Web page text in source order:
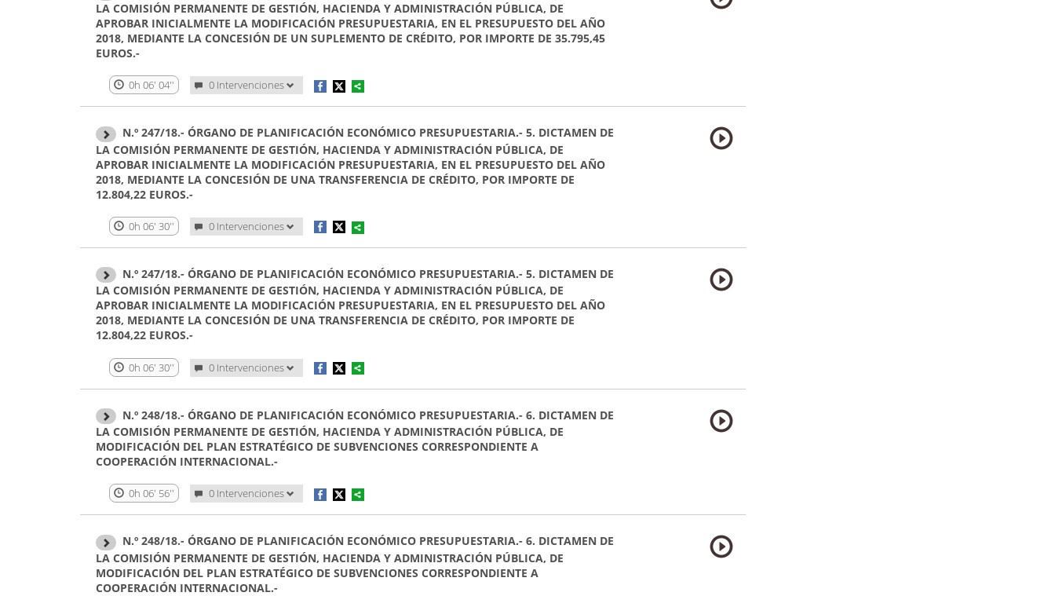
LA COMISIÓN PERMANENTE DE GESTIÓN, HACIENDA Y ADMINISTRACIÓN PÚBLICA, DE
APROBAR INICIALMENTE LA MODIFICACIÓN PRESUPUESTARIA, EN EL PRESUPUESTO DEL AÑO
2018, MEDIANTE LA CONCESIÓN DE UN SUPLEMENTO DE CRÉDITO, POR IMPORTE DE 35.795,45
EUROS.-
0h 06' 04'' 0 Intervenciones
N.º 247/18.- ÓRGANO DE PLANIFICACIÓN ECONÓMICO PRESUPUESTARIA.- 5. DICTAMEN DE
LA COMISIÓN PERMANENTE DE GESTIÓN, HACIENDA Y ADMINISTRACIÓN PÚBLICA, DE
APROBAR INICIALMENTE LA MODIFICACIÓN PRESUPUESTARIA, EN EL PRESUPUESTO DEL AÑO
2018, MEDIANTE LA CONCESIÓN DE UNA TRANSFERENCIA DE CRÉDITO, POR IMPORTE DE
12.804,22 EUROS.-
0h 06' 30'' 0 Intervenciones
N.º 247/18.- ÓRGANO DE PLANIFICACIÓN ECONÓMICO PRESUPUESTARIA.- 5. DICTAMEN DE
LA COMISIÓN PERMANENTE DE GESTIÓN, HACIENDA Y ADMINISTRACIÓN PÚBLICA, DE
APROBAR INICIALMENTE LA MODIFICACIÓN PRESUPUESTARIA, EN EL PRESUPUESTO DEL AÑO
2018, MEDIANTE LA CONCESIÓN DE UNA TRANSFERENCIA DE CRÉDITO, POR IMPORTE DE
12.804,22 EUROS.-
0h 06' 30'' 0 Intervenciones
N.º 248/18.- ÓRGANO DE PLANIFICACIÓN ECONÓMICO PRESUPUESTARIA.- 6. DICTAMEN DE
LA COMISIÓN PERMANENTE DE GESTIÓN, HACIENDA Y ADMINISTRACIÓN PÚBLICA, DE
MODIFICACIÓN DEL PLAN ESTRATÉGICO DE SUBVENCIONES CORRESPONDIENTE A
COOPERACIÓN INTERNACIONAL.-
0h 06' 56'' 0 Intervenciones
N.º 248/18.- ÓRGANO DE PLANIFICACIÓN ECONÓMICO PRESUPUESTARIA.- 6. DICTAMEN DE
LA COMISIÓN PERMANENTE DE GESTIÓN, HACIENDA Y ADMINISTRACIÓN PÚBLICA, DE
MODIFICACIÓN DEL PLAN ESTRATÉGICO DE SUBVENCIONES CORRESPONDIENTE A
COOPERACIÓN INTERNACIONAL.-